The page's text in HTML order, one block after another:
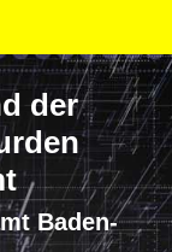
der
Baden-